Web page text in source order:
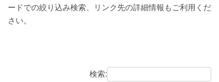
ードでの絞り込み検索、リンク先の詳細情報もご利用くだ
さい。
検索: